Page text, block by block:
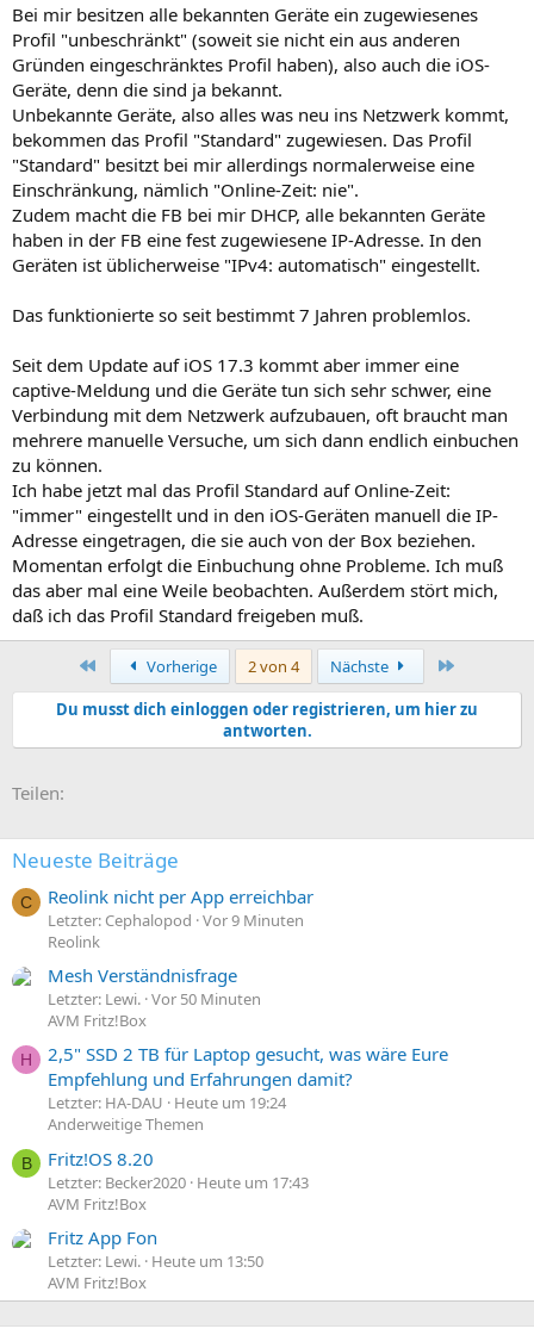
Bei mir besitzen alle bekannten Geräte ein zugewiesenes
Profil "unbeschränkt" (soweit sie nicht ein aus anderen
Gründen eingeschränktes Profil haben), also auch die iOS-
Geräte, denn die sind ja bekannt.
Unbekannte Geräte, also alles was neu ins Netzwerk kommt,
bekommen das Profil "Standard" zugewiesen. Das Profil
"Standard" besitzt bei mir allerdings normalerweise eine
Einschränkung, nämlich "Online-Zeit: nie".
Zudem macht die FB bei mir DHCP, alle bekannten Geräte
haben in der FB eine fest zugewiesene IP-Adresse. In den
Geräten ist üblicherweise "IPv4: automatisch" eingestellt.
Das funktionierte so seit bestimmt 7 Jahren problemlos.
Seit dem Update auf iOS 17.3 kommt aber immer eine
captive-Meldung und die Geräte tun sich sehr schwer, eine
Verbindung mit dem Netzwerk aufzubauen, oft braucht man
mehrere manuelle Versuche, um sich dann endlich einbuchen
zu können.
Ich habe jetzt mal das Profil Standard auf Online-Zeit:
"immer" eingestellt und in den iOS-Geräten manuell die IP-
Adresse eingetragen, die sie auch von der Box beziehen.
Momentan erfolgt die Einbuchung ohne Probleme. Ich muß
das aber mal eine Weile beobachten. Außerdem stört mich,
daß ich das Profil Standard freigeben muß.
Erste Vorherige 2 von 4 Nächste
Du musst dich einloggen oder registrieren, um hier zu
antworten.
Teilen:
Neueste Beiträge
C Reolink nicht per App erreichbar
Letzter: Cephalopod Vor 9 Minuten
Reolink
Mesh Verständnisfrage
Letzter: Lewi. Vor 50 Minuten
AVM Fritz!Box
H
2,5" SSD 2 TB für Laptop gesucht, was wäre Eure
Empfehlung und Erfahrungen damit?
Letzter: HA-DAU
Heute um 19:24
Anderweitige Themen
B Fritz!OS 8.20
Letzter: Becker2020 Heute um 17:43
AVM Fritz!Box
Fritz App Fon
Letzter: Lewi. Heute um 13:50
AVM Fritz!Box